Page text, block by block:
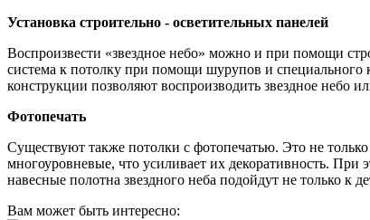
Установка строительно - осветительных панелей
Воспроизвести «звездное небо» можно и при помощи
система к потолку при помощи шурупов и специального
конструкции позволяют воспроизводить звездное небо
Фотопечать
Существуют также потолки с фотопечатью. Это не
многоуровневые, что усиливает их декоративность. При
навесные полотна звездного неба подойдут не только к
Вам может быть интересно: